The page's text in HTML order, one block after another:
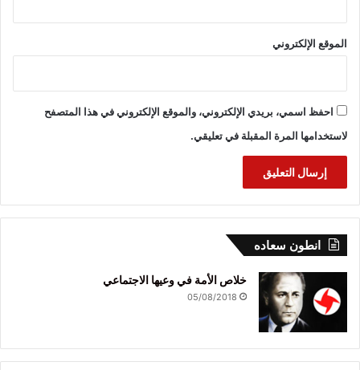
الموقع الإلكتروني
احفظ اسمي، بريدي الإلكتروني، والموقع الإلكتروني في هذا المتصفح
لاستخدامها المرة المقبلة في تعليقي.
انطون سعاده
خلاص الأمة في وعيها الاجتماعي
05/08/2018